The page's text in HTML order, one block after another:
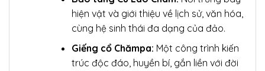
hiện vật và giới thiệu về lịch sử, văn hóa,
cùng hệ sinh thái đa dạng của đảo.
Giếng cổ Chămpa: Một công trình kiến
trúc độc đáo, huyền bí, gắn liền với đời